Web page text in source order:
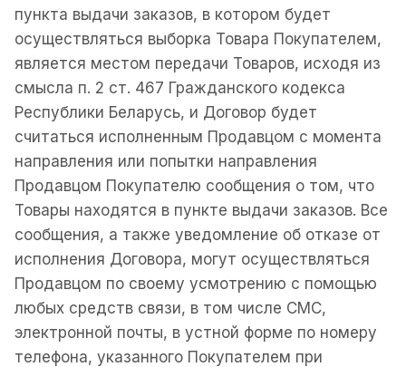
пункта выдачи заказов, в котором будет
осуществляться выборка Товара Покупателем,
является местом передачи Товаров, исходя из
смысла п. 2 ст. 467 Гражданского кодекса
Республики Беларусь, и Договор будет
считаться исполненным Продавцом с момента
направления или попытки направления
Продавцом Покупателю сообщения о том, что
Товары находятся в пункте выдачи заказов. Все
сообщения, а также уведомление об отказе от
исполнения Договора, могут осуществляться
Продавцом по своему усмотрению с помощью
любых средств связи, в том числе СМС,
электронной почты, в устной форме по номеру
телефона, указанного Покупателем при